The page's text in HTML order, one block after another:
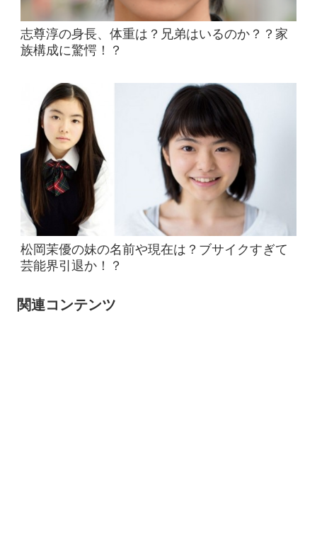
志尊淳の身長、体重は？兄弟はいるのか？？家
族構成に驚愕！？
松岡茉優の妹の名前や現在は？ブサイクすぎて
芸能界引退か！？
関連コンテンツ